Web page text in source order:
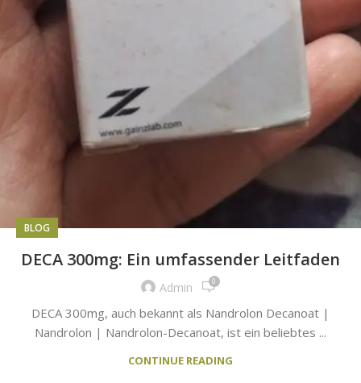
BLOG
DECA 300mg: Ein umfassender Leitfaden
Admin 0
DECA 300mg, auch bekannt als Nandrolon Decanoat |
Nandrolon | Nandrolon-Decanoat, ist ein beliebtes ...
CONTINUE READING